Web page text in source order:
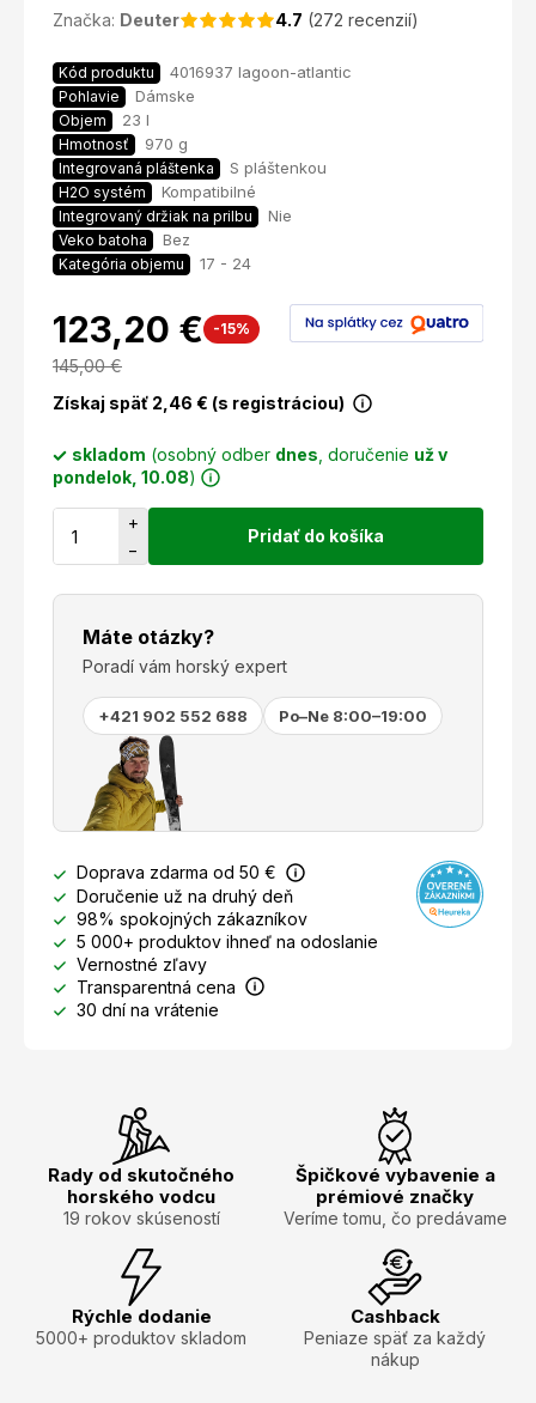
Značka: Deuter 4.7 (272 recenzií)
Kód produktu 4016937 lagoon-atlantic
Pohlavie Dámske
Objem 23 l
Hmotnosť 970 g
Integrovaná pláštenka S pláštenkou
H2O systém Kompatibilné
Integrovaný držiak na prilbu Nie
Veko batoha Bez
Kategória objemu 17 - 24
123,20 € -15%
145,00€
Získaj späť 2,46 € (s registráciou)
skladom (osobný odber dnes , doručenie už v
pondelok, 10.08)
+
−
Pridať do košíka
Máte otázky?
Poradí vám horský expert
+421 902 552 688 Po–Ne 8:00–19:00
Doprava zdarma od 50 €
Doručenie už na druhý deň
98% spokojných zákazníkov
5 000+ produktov ihneď na odoslanie
Vernostné zľavy
Transparentná cena
30 dní na vrátenie
Rady od skutočného
horského vodcu
19 rokov skúseností
Špičkové vybavenie a
prémiové značky
Veríme tomu, čo predávame
Rýchle dodanie
5000+ produktov skladom
Cashback
Peniaze späť za každý
nákup